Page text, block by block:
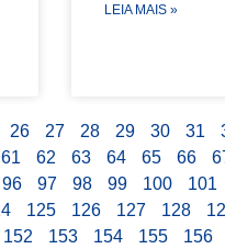
LEIA MAIS »
26 27 28 29 30 31
61 62 63 64 65 66
96 97 98 99 100 101
125 126 127 128
152 153 154 155 156